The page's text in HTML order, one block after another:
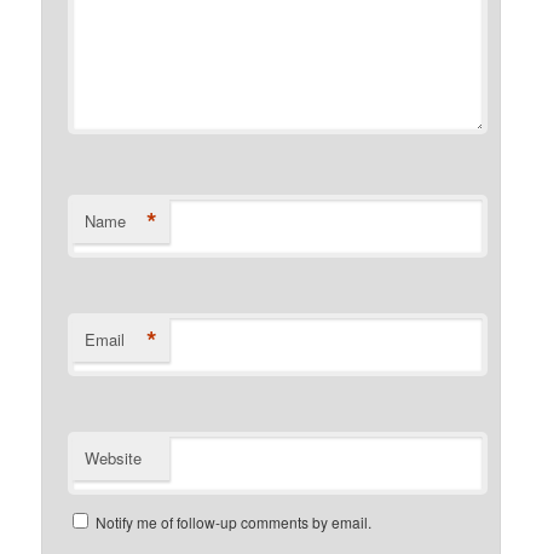
Name *
Email *
Website
Notify me of follow-up comments by email.